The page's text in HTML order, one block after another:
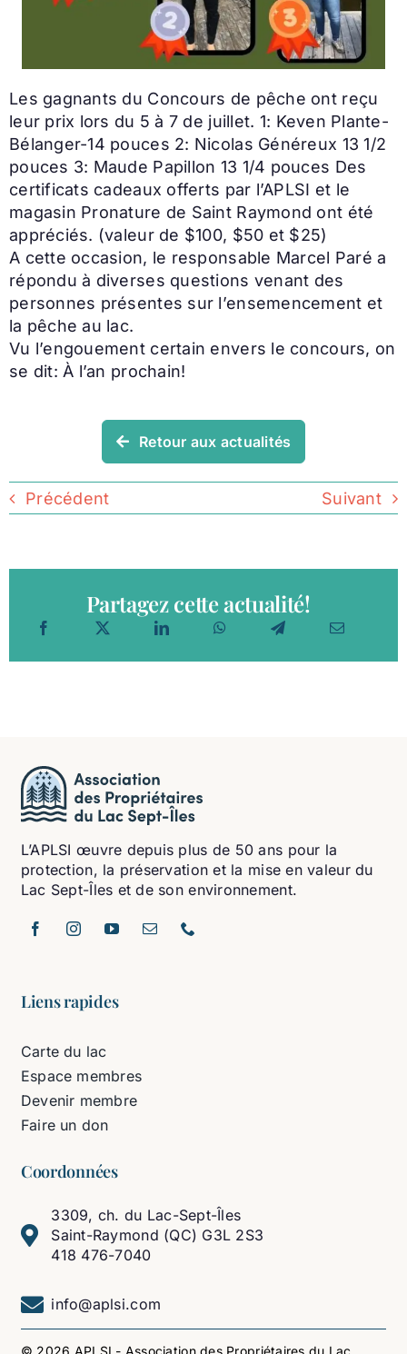
Les gagnants du Concours de pêche ont reçu
leur prix lors du 5 à 7 de juillet. 1: Keven Plante-
Bélanger-14 pouces 2: Nicolas Généreux 13 1/2
pouces 3: Maude Papillon 13 1/4 pouces Des
certificats cadeaux offerts par l’APLSI et le
magasin Pronature de Saint Raymond ont été
appréciés. (valeur de $100, $50 et $25)
A cette occasion, le responsable Marcel Paré a
répondu à diverses questions venant des
personnes présentes sur l’ensemencement et
la pêche au lac.
Vu l’engouement certain envers le concours, on
se dit: À l’an prochain!
Retour aux actualités
Précédent Suivant
Partagez cette actualité!
L’APLSI œuvre depuis plus de 50 ans pour la
protection, la préservation et la mise en valeur du
Lac Sept-Îles et de son environnement.
Liens rapides
Carte du lac
Espace membres
Devenir membre
Faire un don
Coordonnées
3309, ch. du Lac-Sept-Îles
Saint-Raymond (QC) G3L 2S3
418 476-7040
info@aplsi.com